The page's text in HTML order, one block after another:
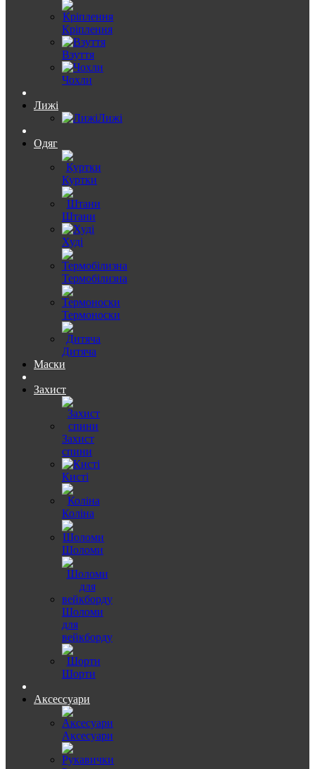
Кріплення
Взуття
Чохли
Лижі
Лижі
Одяг
Куртки
Штани
Худі
Термобілизна
Термоноски
Дитяча
Маски
Захист
Захист
спини
Кисті
Коліна
Шоломи
Шоломи
для
вейкборду
Шорти
Аксессуари
Аксесуари